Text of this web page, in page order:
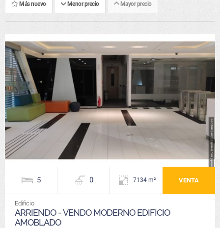
Más nuevo Menor precio Mayor precio
5 0 7134 m² VENTA
Edificio
ARRIENDO - VENDO MODERNO EDIFICIO
AMOBLADO